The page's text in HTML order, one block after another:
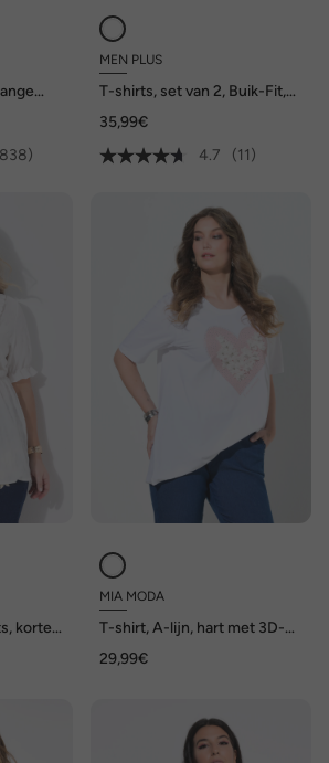
MEN PLUS
T-shirts, set van 2, Buik-Fit,
35,99€
4.7
(11)
korte
MIA MODA
T-shirt, A-lijn, hart met 3D-
mouwen
29,99€